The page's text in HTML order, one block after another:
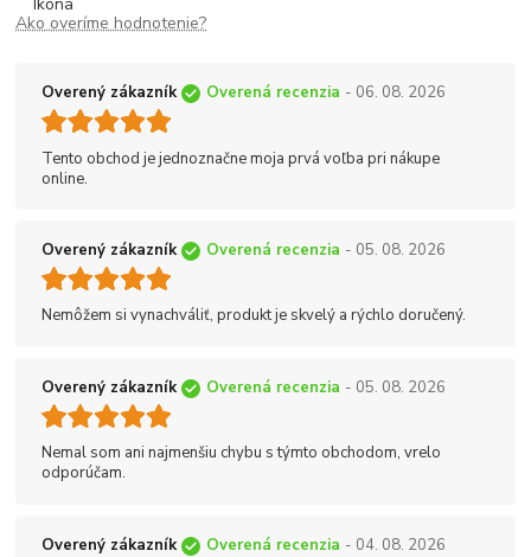
Ako overíme hodnotenie?
Overený zákazník Overená recenzia - 06. 08. 2026
Tento obchod je jednoznačne moja prvá voľba pri nákupe
online.
Overený zákazník Overená recenzia - 05. 08. 2026
Nemôžem si vynachváliť, produkt je skvelý a rýchlo doručený.
Overený zákazník Overená recenzia - 05. 08. 2026
Nemal som ani najmenšiu chybu s týmto obchodom, vrelo
odporúčam.
Overený zákazník Overená recenzia - 04. 08. 2026